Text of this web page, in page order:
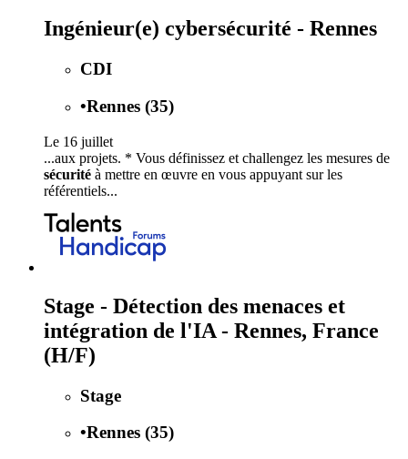
Ingénieur(e) cybersécurité - Rennes
CDI
•Rennes (35)
Le 16 juillet
...aux projets. * Vous définissez et challengez les mesures de
sécurité à mettre en œuvre en vous appuyant sur les
référentiels...
Stage - Détection des menaces et
intégration de l'IA - Rennes, France
(H/F)
Stage
•Rennes (35)